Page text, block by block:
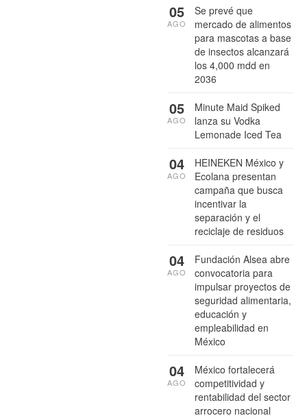
Se prevé que
mercado de alimentos
para mascotas a base
de insectos alcanzará
los 4,000 mdd en
2036
05
AGO
Minute Maid Spiked
lanza su Vodka
Lemonade Iced Tea
05
AGO
HEINEKEN México y
Ecolana presentan
campaña que busca
incentivar la
separación y el
reciclaje de residuos
04
AGO
Fundación Alsea abre
convocatoria para
impulsar proyectos de
seguridad alimentaria,
educación y
empleabilidad en
México
04
AGO
México fortalecerá
competitividad y
rentabilidad del sector
arrocero nacional
04
AGO